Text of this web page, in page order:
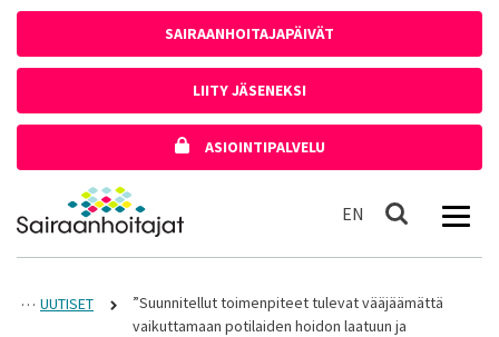
SAIRAANHOITAJAPÄIVÄT
LIITY JÄSENEKSI
ASIOINTIPALVELU
Etusivulle
EN In English
Haku
UUTISET
”Suunnitellut toimenpiteet tulevat vääjäämättä
vaikuttamaan potilaiden hoidon laatuun ja